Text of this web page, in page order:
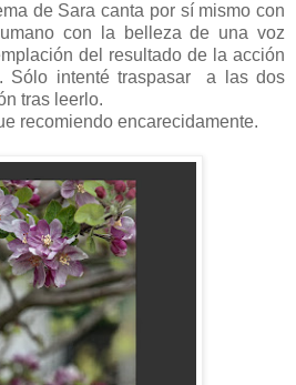
de Sara canta por sí mismo con
con la belleza de una voz
del resultado de la acción
Sólo intenté traspasar a las dos
tras leerlo.
recomiendo encarecidamente.